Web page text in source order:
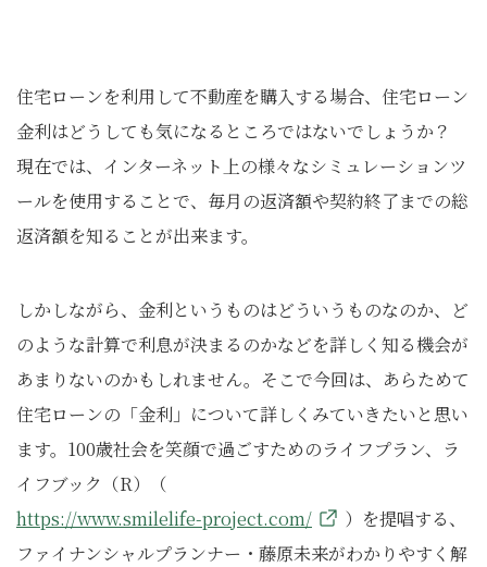
住宅ローンを利用して不動産を購入する場合、住宅ローン
金利はどうしても気になるところではないでしょうか？
現在では、インターネット上の様々なシミュレーションツ
ールを使用することで、毎月の返済額や契約終了までの総
返済額を知ることが出来ます。
しかしながら、金利というものはどういうものなのか、ど
のような計算で利息が決まるのかなどを詳しく知る機会が
あまりないのかもしれません。そこで今回は、あらためて
住宅ローンの「金利」について詳しくみていきたいと思い
ます。100歳社会を笑顔で過ごすためのライフプラン、ラ
イフブック（R）（
https://www.smilelife-project.com/
）を提唱する、
ファイナンシャルプランナー・藤原未来がわかりやすく解